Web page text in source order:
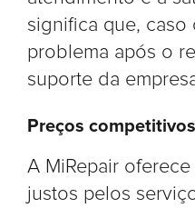
significa que, caso
problema após o
suporte da
Preços
A MiRepair
justos pelos